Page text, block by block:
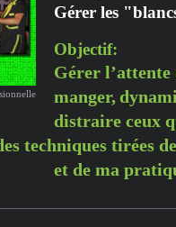
Gérer les
Objectif:
Gérer
manger,
distraire ceux
techniques tirées
de